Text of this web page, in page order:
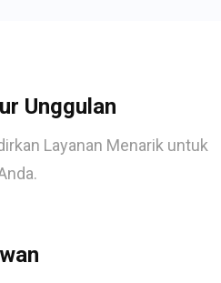
Unggulan
Layanan Menarik untuk